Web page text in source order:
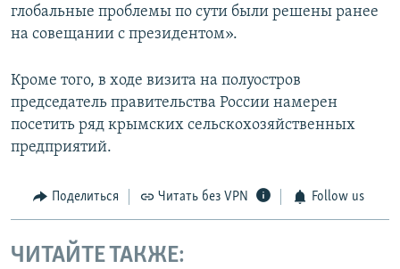
глобальные проблемы по сути были решены ранее
на совещании с президентом».
Кроме того, в ходе визита на полуостров
председатель правительства России намерен
посетить ряд крымских сельскохозяйственных
предприятий.
Поделиться Читать без VPN Follow us
ЧИТАЙТЕ ТАКЖЕ: